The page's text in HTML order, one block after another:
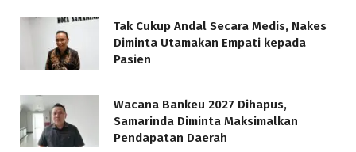
Tak Cukup Andal Secara Medis, Nakes
Diminta Utamakan Empati kepada
Pasien
Wacana Bankeu 2027 Dihapus,
Samarinda Diminta Maksimalkan
Pendapatan Daerah